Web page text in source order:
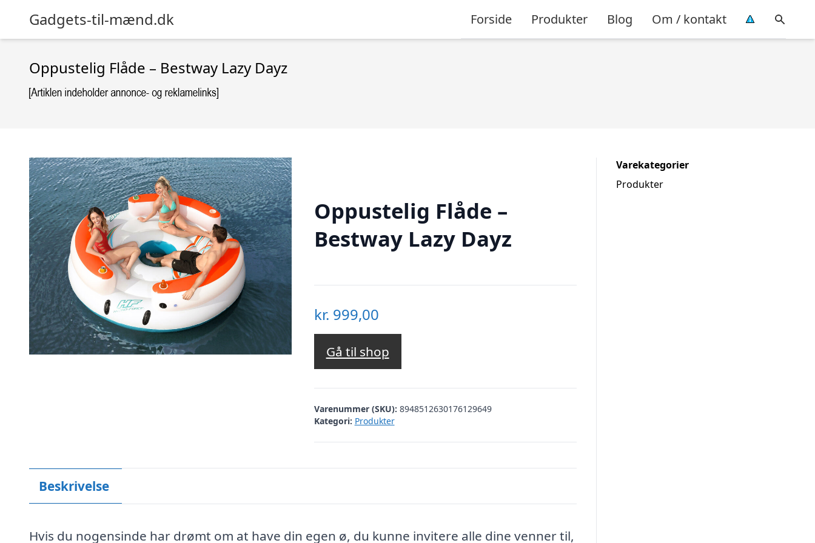
Gadgets-til-mænd.dk Forside Produkter Blog Om / kontakt
Oppustelig Flåde – Bestway Lazy Dayz
Oppustelig Flåde –
Bestway Lazy Dayz
kr. 999,00
Gå til shop
Varenummer (SKU): 8948512630176129649
Kategori: Produkter
Beskrivelse
Hvis du nogensinde har drømt om at have din egen ø, du kunne invitere alle dine venner til,
Varekategorier
Produkter